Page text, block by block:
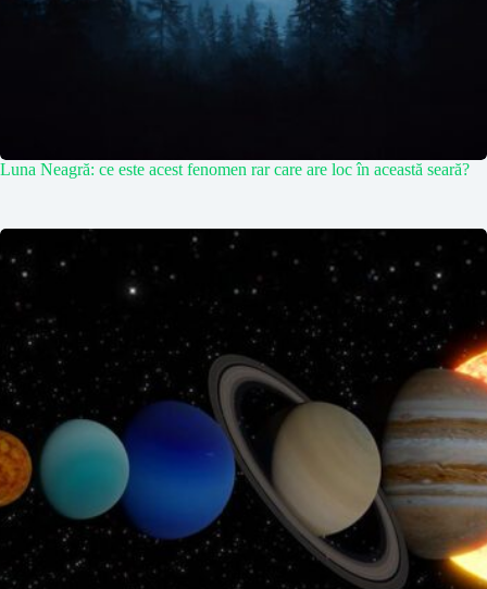
Luna Neagră: ce este acest fenomen rar care are loc în această seară?